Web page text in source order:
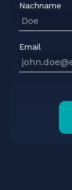
Nachname
Email